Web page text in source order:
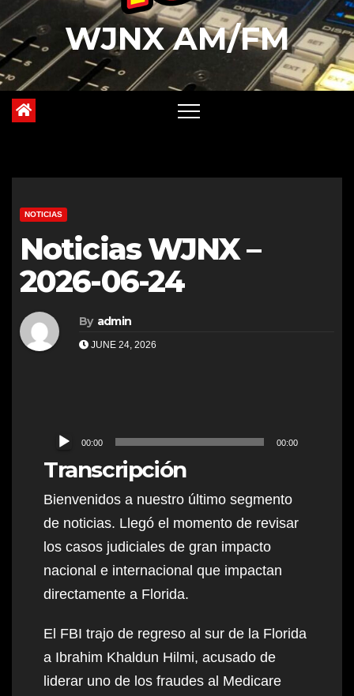
WJNX AM/FM
NOTICIAS
Noticias WJNX –
2026-06-24
By admin
JUNE 24, 2026
Audio
Player
00:00 00:00
Transcripción
Bienvenidos a nuestro último segmento
de noticias. Llegó el momento de revisar
los casos judiciales de gran impacto
nacional e internacional que impactan
directamente a Florida.
El FBI trajo de regreso al sur de la Florida
a Ibrahim Khaldun Hilmi, acusado de
liderar uno de los fraudes al Medicare